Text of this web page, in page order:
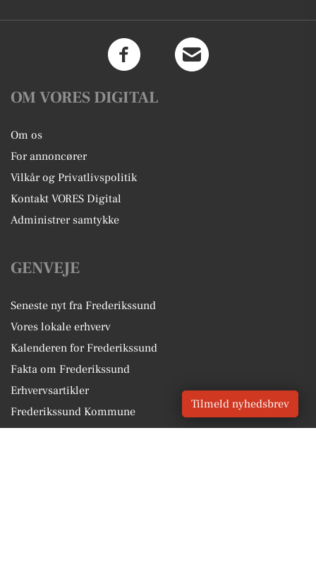
OM VORES DIGITAL
Om os
For annoncører
Vilkår og Privatlivspolitik
Kontakt VORES Digital
Administrer samtykke
GENVEJE
Seneste nyt fra Frederikssund
Vores lokale erhverv
Kalenderen for Frederikssund
Fakta om Frederikssund
Erhvervsartikler
Frederikssund Kommune
Tilmeld nyhedsbrev